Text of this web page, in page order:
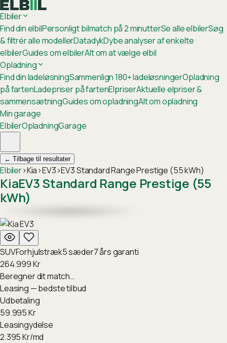
Elbiler
Find din elbilPersonligt bilmatch på 2 minutterSe alle elbilerSøg
& filtrér alle modellerDatadykDybe analyser af enkelte
elbilerGuides om elbilerAlt om at vælge elbil
Opladning
Find din ladeløsningSammenlign 180+ ladeløsningerOpladning
på fartenLadepriser på fartenElpriserAktuelle elpriser &
sammensætningGuides om opladningAlt om opladning
Min garage
ElbilerOpladningGarage
← Tilbage til resultater
Elbiler›Kia›EV3›EV3 Standard Range Prestige (55 kWh)
KiaEV3 Standard Range Prestige (55
kWh)
SUVForhjulstræk5sæder7års garanti
264.999Kr
Beregner dit match…
Leasing — bedste tilbud
Udbetaling
59.995Kr
Leasingydelse
2.395Kr/md